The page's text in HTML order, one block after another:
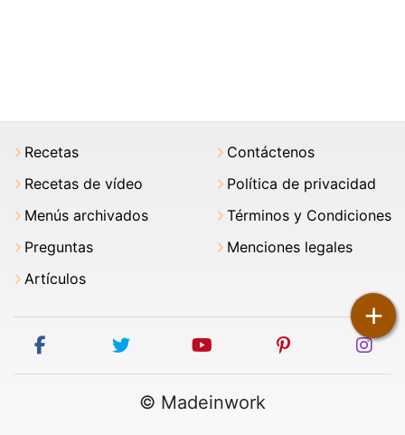
+
Recetas
Recetas de vídeo
Menús archivados
Preguntas
Artículos
Contáctenos
Política de privacidad
Términos y Condiciones
Menciones legales
facebook twitter youtube pinterest
© Madeinwork